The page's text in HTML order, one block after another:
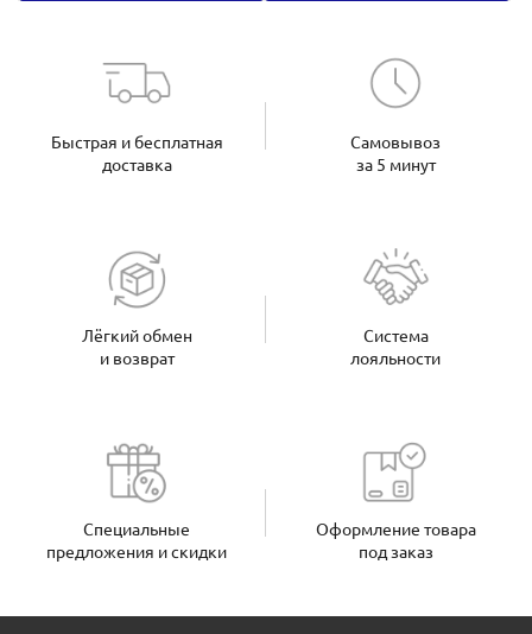
Быстрая и бесплатная
доставка
Самовывоз
за 5 минут
Лёгкий обмен
и возврат
Система
лояльности
Специальные
предложения и скидки
Оформление товара
под заказ